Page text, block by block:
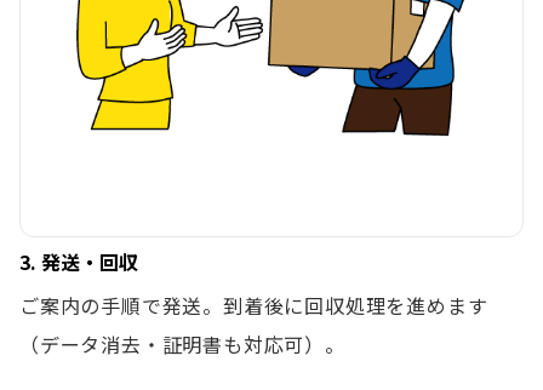
3. 発送・回収
ご案内の手順で発送。到着後に回収処理を進めます
（データ消去・証明書も対応可）。